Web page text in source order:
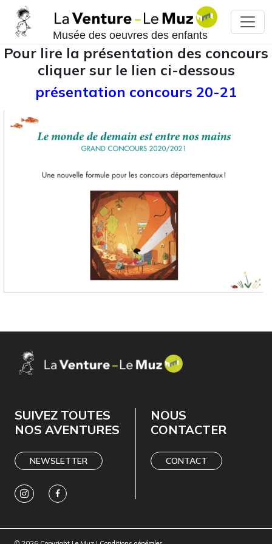
Musée des oeuvres des enfants
Pour lire la présentation des concours
cliquer sur le lien ci-dessous
présentation concours 20-21
SUIVEZ TOUTES
NOS AVENTURES
NEWSLETTER
NOUS
CONTACTER
CONTACT